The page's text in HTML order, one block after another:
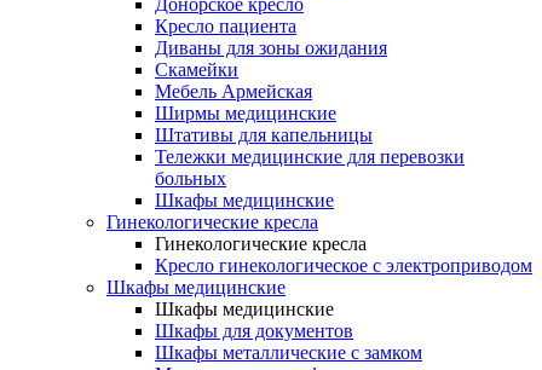
Донорское кресло
Кресло пациента
Диваны для зоны ожидания
Скамейки
Мебель Армейская
Ширмы медицинские
Штативы для капельницы
Тележки медицинские для перевозки
больных
Шкафы медицинские
Гинекологические кресла
Гинекологические кресла
Кресло гинекологическое с электроприводом
Шкафы медицинские
Шкафы медицинские
Шкафы для документов
Шкафы металлические с замком